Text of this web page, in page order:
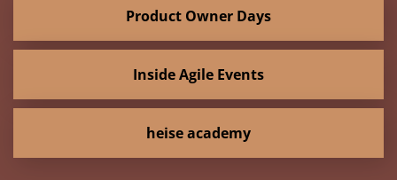
Product Owner Days
Inside Agile Events
heise academy